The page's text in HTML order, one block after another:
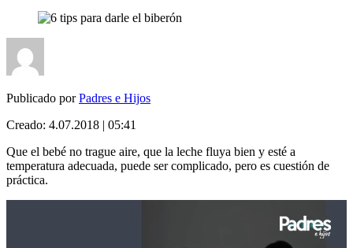
Publicado porPadres e Hijos
Creado: 4.07.2018 | 05:41
Que el bebé no trague aire, que la leche fluya bien y esté a
temperatura adecuada, puede ser complicado, pero es cuestión de
práctica.